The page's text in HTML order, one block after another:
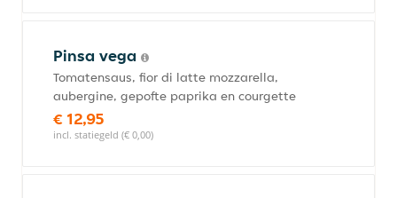
Pinsa vega
Tomatensaus, fior di latte mozzarella,
aubergine, gepofte paprika en courgette
€ 12,95
incl. statiegeld (€ 0,00)